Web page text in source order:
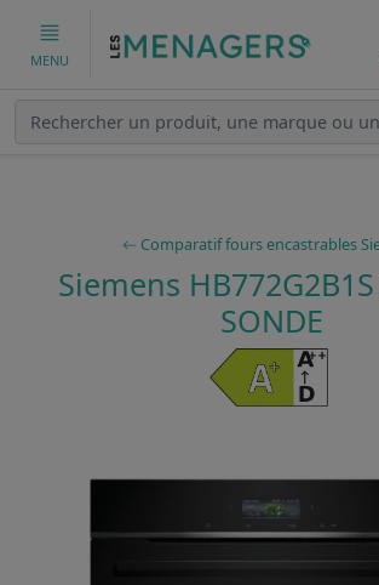
MENU
Comparatif fours encastrables
Siemens
SONDE